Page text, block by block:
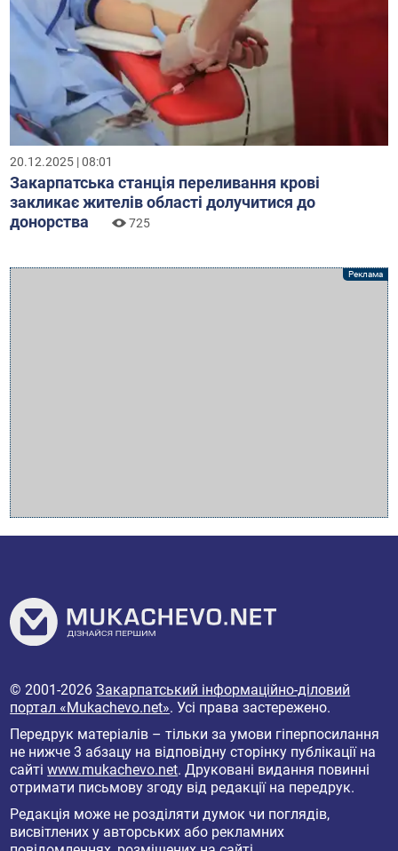
20.12.2025 | 08:01
Закарпатська станція переливання крові
закликає жителів області долучитися до
донорства
725
© 2001-2026Закарпатський інформаційно-діловий
портал «Mukachevo.net». Усі права застережено.
Передрук матеріалів – тільки за умови гіперпосилання
не нижче 3 абзацу на відповідну сторінку публікації на
сайтіwww.mukachevo.net. Друковані видання повинні
отримати письмову згоду від редакції на передрук.
Редакція може не розділяти думок чи поглядів,
висвітлених у авторських або рекламних